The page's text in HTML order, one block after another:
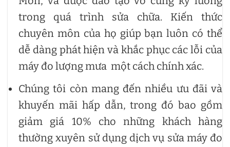
trong quá trình sửa chữa. Kiến thức
chuyên môn của họ giúp bạn luôn có thể
dễ dàng phát hiện và khắc phục các lỗi của
máy đo lượng mưa một cách chính xác.
Chúng tôi còn mang đến nhiều ưu đãi và
khuyến mãi hấp dẫn, trong đó bao gồm
giảm giá 10% cho những khách hàng
thường xuyên sử dụng dịch vụ sửa máy đo